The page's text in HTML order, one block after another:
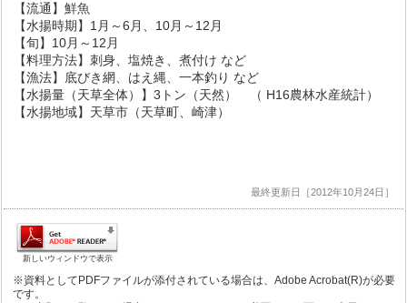
【流通】鮮魚
【水揚時期】1月～6月、10月～12月
【旬】10月～12月
【料理方法】刺身、塩焼き、煮付け など
【漁法】底びき網、はえ縄、一本釣り など
【水揚量（天草全体）】3トン（天然） （ H16農林水産統計）
【水揚地域】天草市（天草町、崎津）
最終更新日［2012年10月24日］
新しいウィンドウで表示
※資料としてPDFファイルが添付されている場合は、Adobe Acrobat(R)が必要
です。